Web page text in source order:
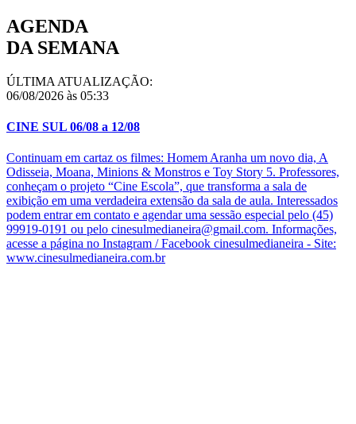
AGENDA
DA SEMANA
ÚLTIMA ATUALIZAÇÃO:
06/08/2026 às 05:33
CINE SUL 06/08 a 12/08
Continuam em cartaz os filmes: Homem Aranha um novo dia, A
Odisseia, Moana, Minions & Monstros e Toy Story 5. Professores,
conheçam o projeto “Cine Escola”, que transforma a sala de
exibição em uma verdadeira extensão da sala de aula. Interessados
podem entrar em contato e agendar uma sessão especial pelo (45)
99919-0191 ou pelo cinesulmedianeira@gmail.com. Informações,
acesse a página no Instagram / Facebook cinesulmedianeira - Site:
www.cinesulmedianeira.com.br